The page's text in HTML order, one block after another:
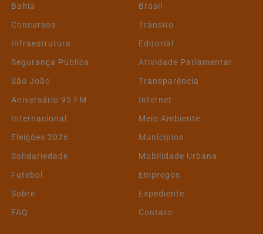
Bahia
Brasil
Concursos
Trânsito
Infraestrutura
Editorial
Segurança Pública
Atividade Parlamentar
São João
Transparência
Aniversário 95 FM
Internet
Internacional
Meio Ambiente
Eleições 2026
Municípios
Solidariedade
Mobilidade Urbana
Futebol
Empregos
Sobre
Expediente
FAQ
Contato